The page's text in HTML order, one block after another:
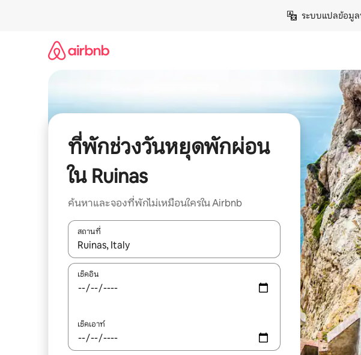
ระบบแปลข้อมู
ที่พักช่วงวันหยุดพักผ่อน
ใน Ruinas
ค้นหาและจองที่พักไม่เหมือนใครใน Airbnb
สถานที่
ใช้ลูกศรขึ้นลง หรือใช้การสัมผัสหรือปัด เพื่อสำรวจผลการค้นหา
เช็คอิน
เช็คเอาท์